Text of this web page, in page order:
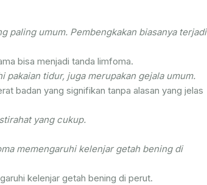
paling umum. Pembengkakan biasanya terjadi
bisa menjadi tanda limfoma.
tidur, juga merupakan gejala umum.
badan yang signifikan tanpa alasan yang jelas
yang cukup.
memengaruhi kelenjar getah bening di
kelenjar getah bening di perut.